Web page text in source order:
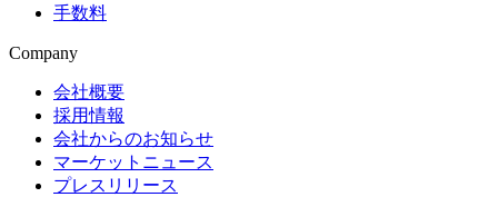
手数料
Company
会社概要
採用情報
会社からのお知らせ
マーケットニュース
プレスリリース